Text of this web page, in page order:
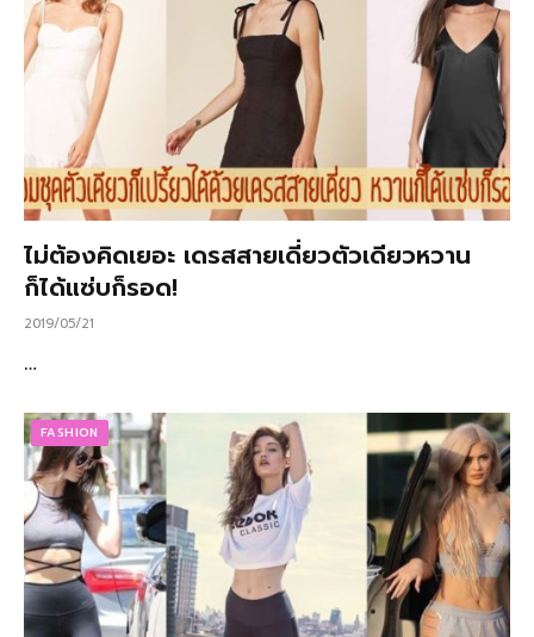
ไม่ต้องคิดเยอะ เดรสสายเดี่ยวตัวเดียวหวาน
ก็ได้แซ่บก็รอด!
2019/05/21
…
FASHION